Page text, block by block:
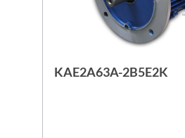
KAE2A63A-2B5E2K